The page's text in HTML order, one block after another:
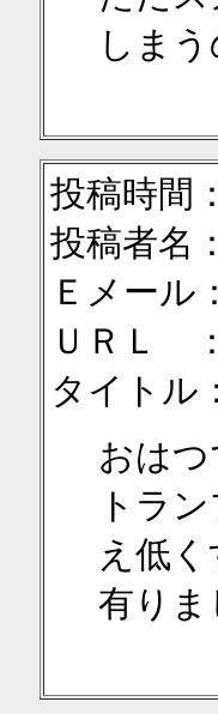
しま
投稿時
投稿者名：
Ｅメール：
ＵＲＬ ：
タイトル：
おは
トラ
え低
有りま